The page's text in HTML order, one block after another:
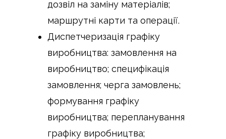
дозвіл на заміну матеріалів;
маршрутні карти та операції.
Диспетчеризація графіку
виробництва: замовлення на
виробництво; специфікація
замовлення; черга замовлень;
формування графіку
виробництва; перепланування
графіку виробництва;